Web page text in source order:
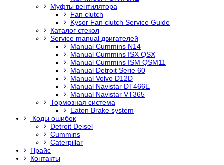
Муфты вентилятора
Fan clutch
Kysor Fan clutch Service Guide
Каталог стекол
Service manual двигателей
Manual Cummins N14
Manual Cummins ISX QSX
Manual Cummins ISM QSM11
Manual Detroit Serie 60
Manual Volvo D12D
Manual Navistar DT466E
Manual Navistar VT365
Тормозная система
Eaton Brake system
Коды ошибок
Detroit Deisel
Cummins
Caterpillar
Прайс
Контакты